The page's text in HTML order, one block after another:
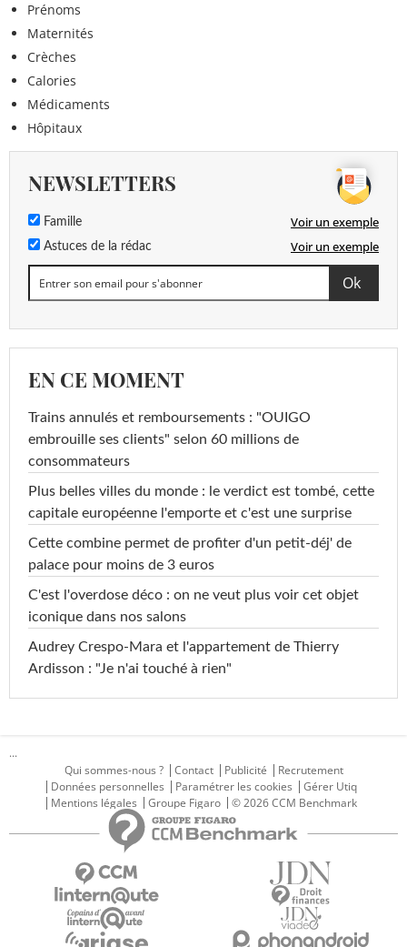
Prénoms
Maternités
Crèches
Calories
Médicaments
Hôpitaux
NEWSLETTERS
Famille Voir un exemple
Astuces de la rédac Voir un exemple
EN CE MOMENT
Trains annulés et remboursements : "OUIGO
embrouille ses clients" selon 60 millions de
consommateurs
Plus belles villes du monde : le verdict est tombé, cette
capitale européenne l'emporte et c'est une surprise
Cette combine permet de profiter d'un petit-déj' de
palace pour moins de 3 euros
C'est l'overdose déco : on ne veut plus voir cet objet
iconique dans nos salons
Audrey Crespo-Mara et l'appartement de Thierry
Ardisson : "Je n'ai touché à rien"
...
Qui sommes-nous ?
Contact Publicité
Recrutement
Données personnelles
Paramétrer les cookies
Gérer Utiq
Mentions légales
Groupe Figaro © 2026 CCM Benchmark